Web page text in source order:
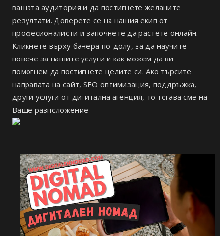
вашата аудитория и да постигнете желаните
резултати. Доверете се на нашия екип от
професионалисти и започнете да растете онлайн.
Кликнете върху банера по-долу, за да научите
повече за нашите услуги и как можем да ви
помогнем да постигнете целите си. Ако търсите
направата на сайт, SEO оптимизация, поддръжка,
други услуги от дигитална агенция, то тогава сме на
Ваше разположение